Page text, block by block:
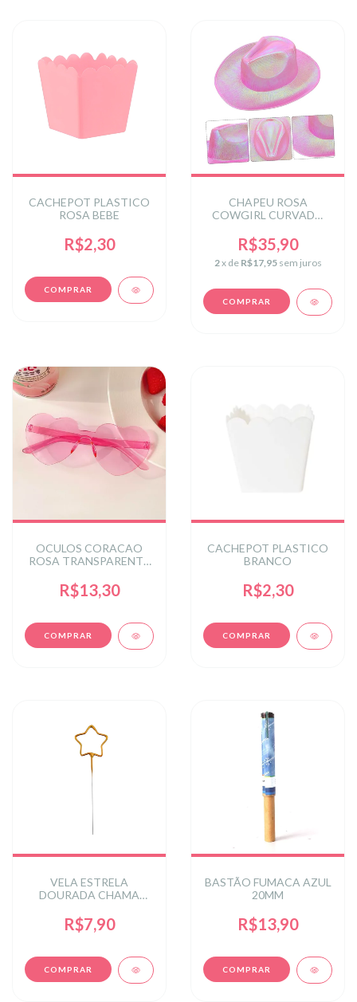
CACHEPOT PLASTICO
ROSA BEBE
R$2,30
CHAPEU ROSA
COWGIRL CURVADO
R$35,90
2x de R$17,95 sem juros
OCULOS CORACAO
ROSA TRANSPARENTE
R$13,30
CACHEPOT PLASTICO
BRANCO
R$2,30
VELA ESTRELA
DOURADA CHAMA
R$7,90
BASTÃO FUMACA AZUL
20MM
R$13,90